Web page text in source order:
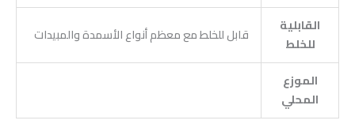
القابلية
للخلط
قابل للخلط مع معظم أنواع الأسمدة والمبيدات
الموزع
المحلي